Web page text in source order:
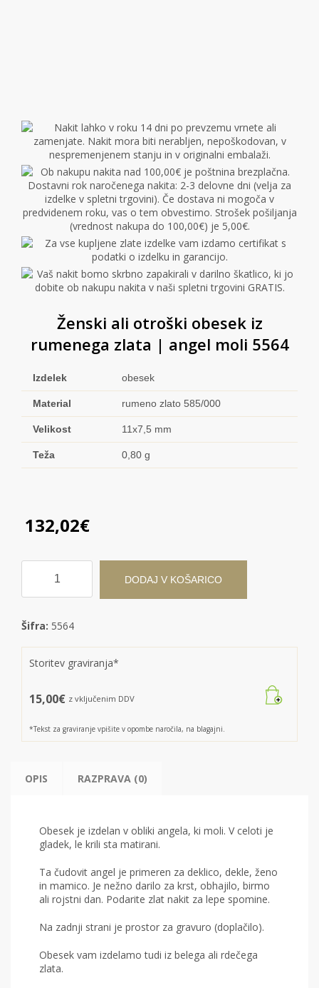
Ženski ali otroški obesek iz
rumenega zlata | angel moli 5564
Izdelek obesek
Material rumeno zlato 585/000
Velikost 11x7,5 mm
Teža 0,80 g
132,02€
Ženski
otroški
iz
rumenega
zlata
5564
DODAJ V KOŠARICO
Šifra: 5564
Storitev graviranja*
15,00€ z vključenim DDV
*Tekst za graviranje vpišite v opombe naročila, na blagajni.
OPIS RAZPRAVA (0)
Obesek je izdelan v obliki angela, ki moli. V celoti je
gladek, le krili sta matirani.
Ta čudovit angel je primeren za deklico, dekle, ženo
in mamico. Je nežno darilo za krst, obhajilo, birmo
ali rojstni dan. Podarite zlat nakit za lepe spomine.
Na zadnji strani je prostor za gravuro (doplačilo).
Obesek vam izdelamo tudi iz belega ali rdečega
zlata.